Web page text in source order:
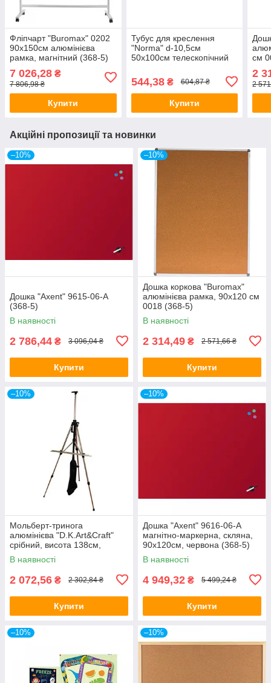
Фліпчарт "Buromax" 0202
90х150см алюмінієва
рамка, магнітний (368-5)
7 026,28 ₴
7 806,98 ₴
Купити
Тубус для креслення
"Norma" d-10,5см
50х100см телескопічний
544,38₴ 604,87 ₴
Купити
см
2
2
Акційні пропозиції та новинки
–10%
Дошка "Axent" 9615-06-A
(368-5)
В наявності
2 786,44 ₴ 3 096,04 ₴
Купити
–10%
Дошка коркова "Buromax"
алюмінієва рамка, 90х120 см
0018 (368-5)
В наявності
2 314,49 ₴ 2 571,66 ₴
Купити
–10%
Мольберт-тринога
алюмінієва "D.K.Art&Craft"
срібний, висота 138см,
висота полотна 83см 15304
(368-5)
В наявності
2 072,56 ₴ 2 302,84 ₴
Купити
–10%
Дошка "Axent" 9616-06-A
магнітно-маркерна, скляна,
90х120см, червона (368-5)
В наявності
4 949,32 ₴ 5 499,24 ₴
Купити
–10% –10%